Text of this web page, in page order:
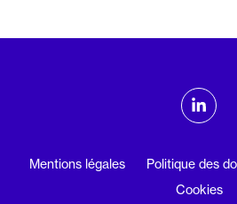
ADMTV sur les réseaux sociaux
Mentions légales
Politique des
Cookies